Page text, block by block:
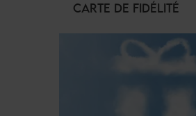
CARTE DE FIDÉLITÉ